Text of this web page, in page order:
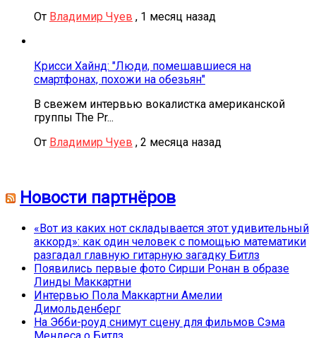
От Владимир Чуев , 1 месяц назад
Крисси Хайнд: "Люди, помешавшиеся на
смартфонах, похожи на обезьян"
В свежем интервью вокалистка американской
группы The Pr...
От Владимир Чуев , 2 месяца назад
Новости партнёров
«Вот из каких нот складывается этот удивительный
аккорд»: как один человек с помощью математики
разгадал главную гитарную загадку Битлз
Появились первые фото Сирши Ронан в образе
Линды Маккартни
Интервью Пола Маккартни Амелии
Димольденберг
На Эбби-роуд снимут сцену для фильмов Сэма